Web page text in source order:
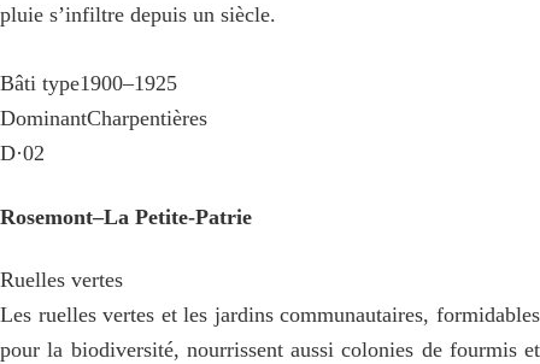
pluie s’infiltre depuis un siècle.
Bâti type1900–1925
DominantCharpentières
D·02
Rosemont–La Petite-Patrie
Ruelles vertes
Les ruelles vertes et les jardins communautaires, formidables
pour la biodiversité, nourrissent aussi colonies de fourmis et